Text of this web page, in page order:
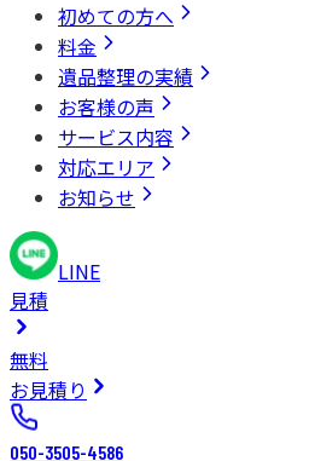
初めての方へ
料金
遺品整理の実績
お客様の声
サービス内容
対応エリア
お知らせ
LINE
見積
無料
お見積り
050-3505-4586